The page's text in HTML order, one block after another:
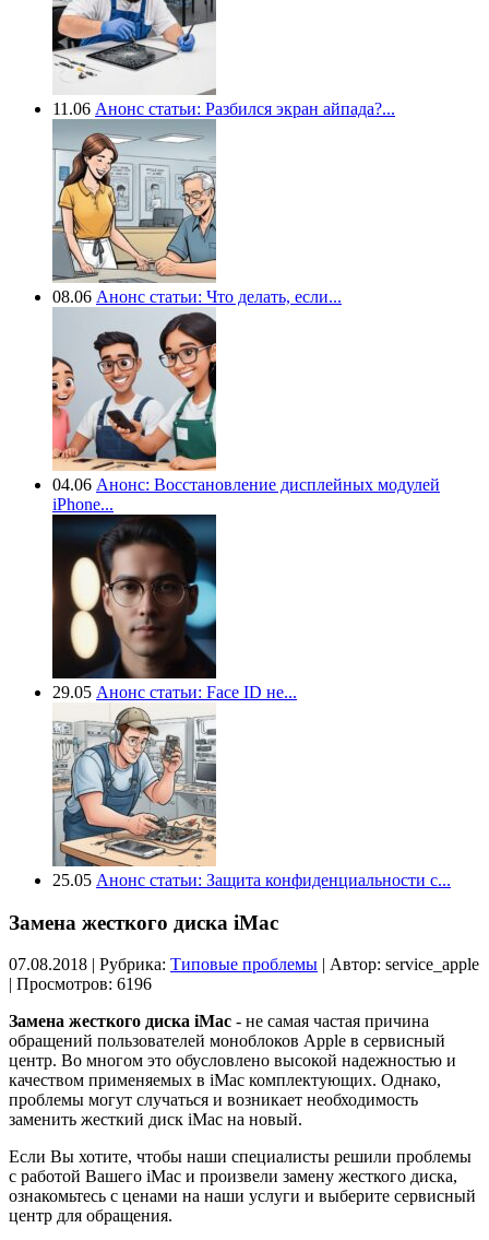
11.06 Анонс статьи: Разбился экран айпада?...
08.06 Анонс статьи: Что делать, если...
04.06 Анонс: Восстановление дисплейных модулей
iPhone...
29.05 Анонс статьи: Face ID не...
25.05 Анонс статьи: Защита конфиденциальности с...
Замена жесткого диска iMac
07.08.2018 | Рубрика: Типовые проблемы | Автор: service_apple
| Просмотров: 6196
Замена жесткого диска iMac - не самая частая причина
обращений пользователей моноблоков Apple в сервисный
центр. Во многом это обусловлено высокой надежностью и
качеством применяемых в iMac комплектующих. Однако,
проблемы могут случаться и возникает необходимость
заменить жесткий диск iMac на новый.
Если Вы хотите, чтобы наши специалисты решили проблемы
с работой Вашего iMac и произвели замену жесткого диска,
ознакомьтесь с ценами на наши услуги и выберите сервисный
центр для обращения.